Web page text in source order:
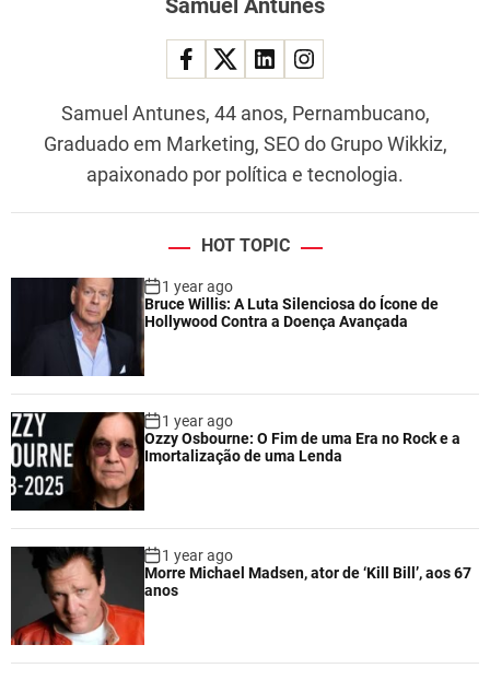
Samuel Antunes
Samuel Antunes, 44 anos, Pernambucano,
Graduado em Marketing, SEO do Grupo Wikkiz,
apaixonado por política e tecnologia.
HOT TOPIC
1 year ago
Bruce Willis: A Luta Silenciosa do Ícone de
Hollywood Contra a Doença Avançada
1 year ago
Ozzy Osbourne: O Fim de uma Era no Rock e a
Imortalização de uma Lenda
1 year ago
Morre Michael Madsen, ator de ‘Kill Bill’, aos 67
anos